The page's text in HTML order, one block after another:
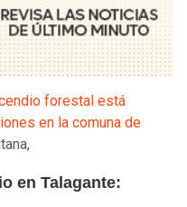
forestal está
en la comuna de
en Talagante: